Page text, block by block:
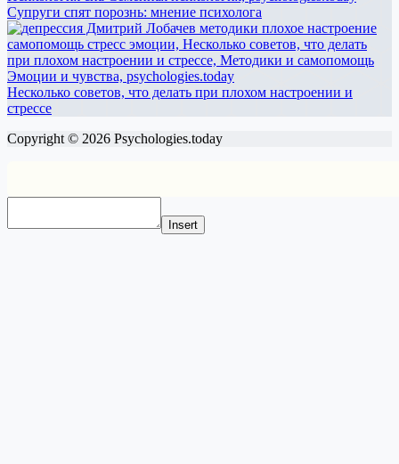
Супруги спят порознь: мнение психолога
Несколько советов, что делать при плохом настроении и
стрессе
Copyright © 2026 Psychologies.today
Insert